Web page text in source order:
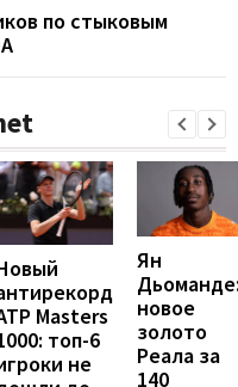
по стыковым
Masters
топ-6
не
Ян
новое
золото
Реала за
140